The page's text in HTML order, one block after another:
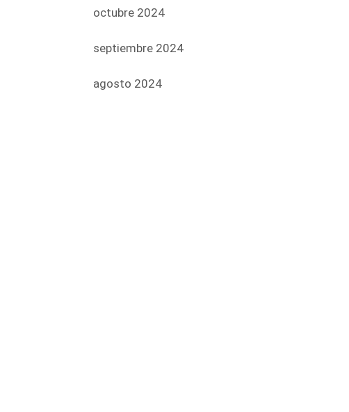
octubre 2024
septiembre 2024
agosto 2024